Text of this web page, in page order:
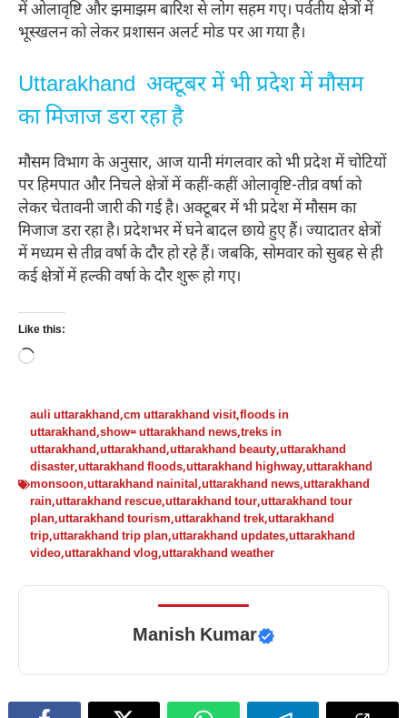
में ओलावृष्टि और झमाझम बारिश से लोग सहम गए। पर्वतीय क्षेत्रों में
भूस्खलन को लेकर प्रशासन अलर्ट मोड पर आ गया है।
Uttarakhand अक्टूबर में भी प्रदेश में मौसम
का मिजाज डरा रहा है
मौसम विभाग के अनुसार, आज यानी मंगलवार को भी प्रदेश में चोटियों
पर हिमपात और निचले क्षेत्रों में कहीं-कहीं ओलावृष्टि-तीव्र वर्षा को
लेकर चेतावनी जारी की गई है। अक्टूबर में भी प्रदेश में मौसम का
मिजाज डरा रहा है। प्रदेशभर में घने बादल छाये हुए हैं। ज्यादातर क्षेत्रों
में मध्यम से तीव्र वर्षा के दौर हो रहे हैं। जबकि, सोमवार को सुबह से ही
कई क्षेत्रों में हल्की वर्षा के दौर शुरू हो गए।
Like this:
Loading…
auli uttarakhand,cm uttarakhand visit,floods in
uttarakhand,show= uttarakhand news,treks in
uttarakhand,uttarakhand,uttarakhand beauty,uttarakhand
disaster,uttarakhand floods,uttarakhand highway,uttarakhand
monsoon,uttarakhand nainital,uttarakhand news,uttarakhand
rain,uttarakhand rescue,uttarakhand tour,uttarakhand tour
plan,uttarakhand tourism,uttarakhand trek,uttarakhand
trip,uttarakhand trip plan,uttarakhand updates,uttarakhand
video,uttarakhand vlog,uttarakhand weather
Manish Kumar